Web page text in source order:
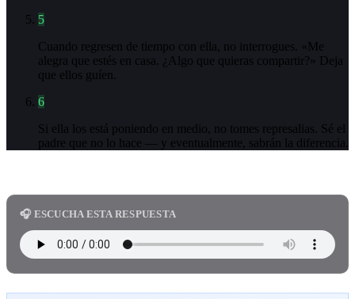
5
Cuando regresen de tiempo con ella, no interrogues. «Me
alegra que estés en casa. ¿Algo que quieras compartir?» Deja
que ellos guíen.
6
Si ella los está poniendo en medio, no tomes represalias. Sé el
padre que no lo hace — y eventualmente, sabrán la diferencia.
🎧 ESCUCHA ESTA RESPUESTA